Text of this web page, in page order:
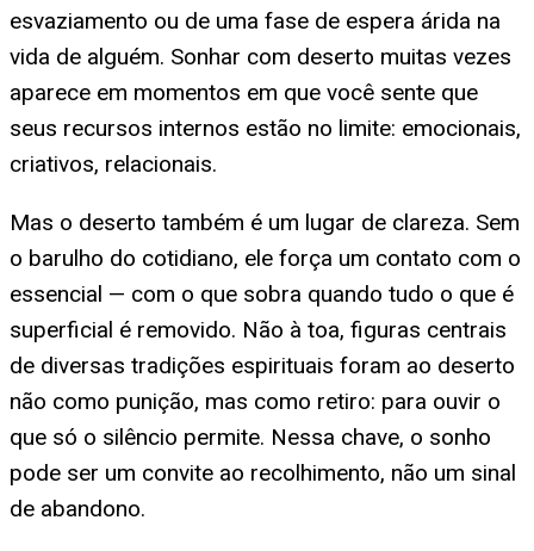
esvaziamento ou de uma fase de espera árida na
vida de alguém. Sonhar com deserto muitas vezes
aparece em momentos em que você sente que
seus recursos internos estão no limite: emocionais,
criativos, relacionais.
Mas o deserto também é um lugar de clareza. Sem
o barulho do cotidiano, ele força um contato com o
essencial — com o que sobra quando tudo o que é
superficial é removido. Não à toa, figuras centrais
de diversas tradições espirituais foram ao deserto
não como punição, mas como retiro: para ouvir o
que só o silêncio permite. Nessa chave, o sonho
pode ser um convite ao recolhimento, não um sinal
de abandono.